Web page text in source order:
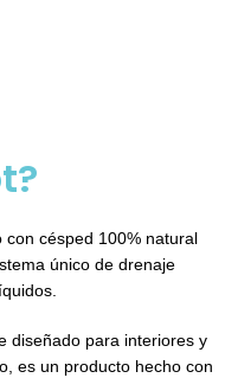
con césped 100% natural
único de drenaje
diseñado para interiores y
es un producto hecho con